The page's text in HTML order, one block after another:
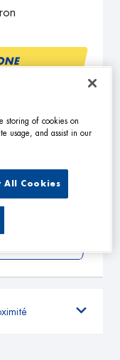
storing of cookies on
usage, and assist in our
All Cookies